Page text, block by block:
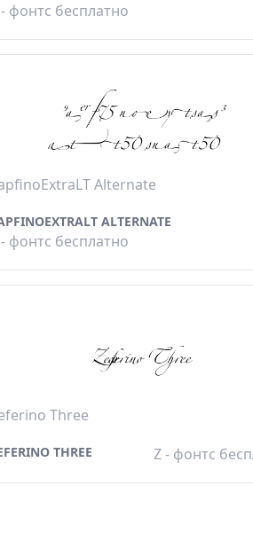
фонтс бесплатно
Alternate
ALTERNATE
фонтс бесплатно
Three
THREE Z - фонтс